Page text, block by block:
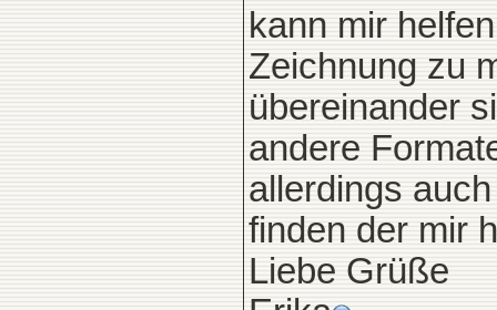
kann mir
Zeichnung zu
übereinander
andere
allerdings
finden der mir
Liebe Grüße